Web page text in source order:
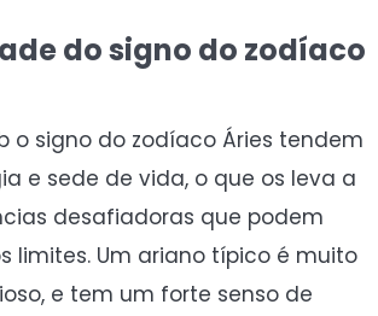
do signo do zodíaco
o signo do zodíaco Áries tendem
e sede de vida, o que os leva a
desafiadoras que podem
limites. Um ariano típico é muito
e tem um forte senso de